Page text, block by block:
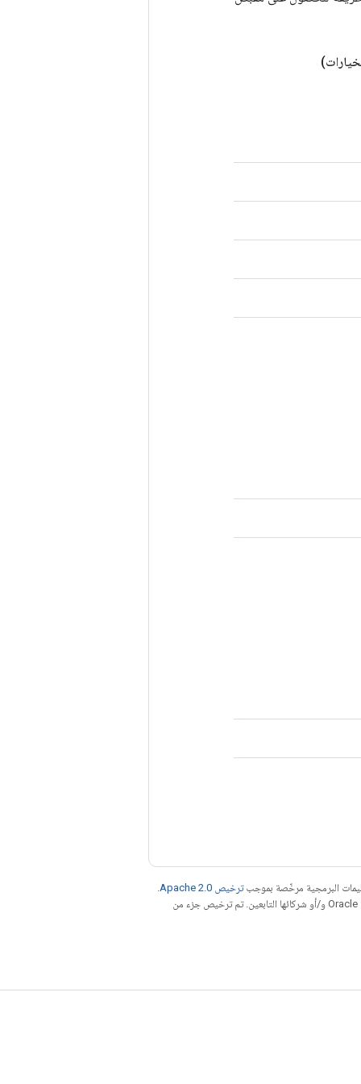
البرمجية مرخّصة بموجبترخيص Apache 2.0‏
. إنّ Java هي علامة تجارية مسجَّلة لشركة Oracle و/أو شركائها التابعين. تم ترخيص جزء من